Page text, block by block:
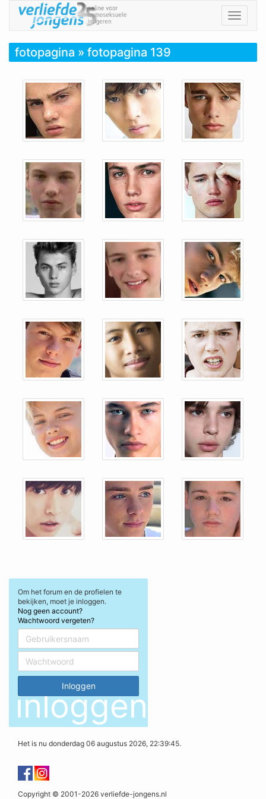
Toggle
fotopagina » fotopagina 139
inloggen
Om het forum en de profielen te
bekijken, moet je inloggen.
Nog geen account?
Wachtwoord vergeten?
Het is nu donderdag 06 augustus 2026, 22:39:45.
Copyright © 2001-2026 verliefde-jongens.nl